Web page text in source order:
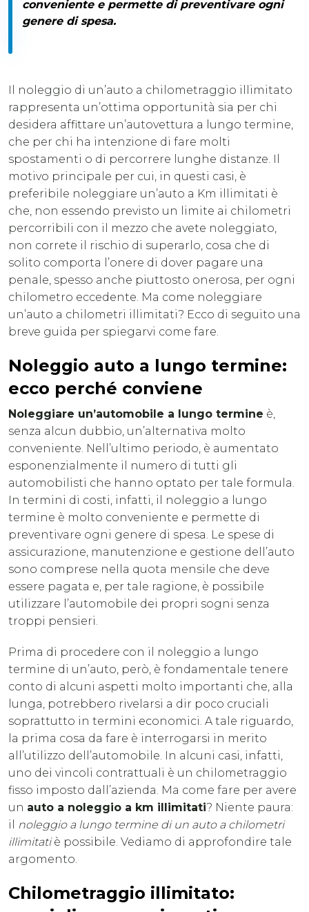
conveniente e permette di preventivare ogni
genere di spesa.
Il noleggio di un’auto a chilometraggio illimitato
rappresenta un’ottima opportunità sia per chi
desidera affittare un’autovettura a lungo termine,
che per chi ha intenzione di fare molti
spostamenti o di percorrere lunghe distanze. Il
motivo principale per cui, in questi casi, è
preferibile noleggiare un’auto a Km illimitati è
che, non essendo previsto un limite ai chilometri
percorribili con il mezzo che avete noleggiato,
non correte il rischio di superarlo, cosa che di
solito comporta l’onere di dover pagare una
penale, spesso anche piuttosto onerosa, per ogni
chilometro eccedente. Ma come noleggiare
un’auto a chilometri illimitati? Ecco di seguito una
breve guida per spiegarvi come fare.
Noleggio auto a lungo termine:
ecco perché conviene
Noleggiare un’automobile a lungo termine è,
senza alcun dubbio, un’alternativa molto
conveniente. Nell’ultimo periodo, è aumentato
esponenzialmente il numero di tutti gli
automobilisti che hanno optato per tale formula.
In termini di costi, infatti, il noleggio a lungo
termine è molto conveniente e permette di
preventivare ogni genere di spesa. Le spese di
assicurazione, manutenzione e gestione dell’auto
sono comprese nella quota mensile che deve
essere pagata e, per tale ragione, è possibile
utilizzare l’automobile dei propri sogni senza
troppi pensieri.
Prima di procedere con il noleggio a lungo
termine di un’auto, però, è fondamentale tenere
conto di alcuni aspetti molto importanti che, alla
lunga, potrebbero rivelarsi a dir poco cruciali
soprattutto in termini economici. A tale riguardo,
la prima cosa da fare è interrogarsi in merito
all’utilizzo dell’automobile. In alcuni casi, infatti,
uno dei vincoli contrattuali è un chilometraggio
fisso imposto dall’azienda. Ma come fare per avere
un auto a noleggio a km illimitati? Niente paura:
il noleggio a lungo termine di un auto a chilometri
illimitatiè possibile. Vediamo di approfondire tale
argomento.
Chilometraggio illimitato: